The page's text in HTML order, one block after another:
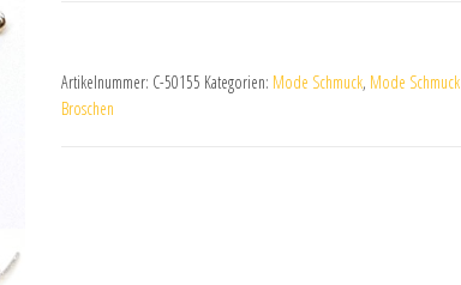
Artikelnummer: C-50155 Kategorien: Mode Schmuck, Mode Schmuck
Broschen